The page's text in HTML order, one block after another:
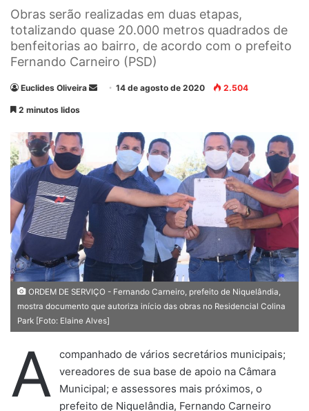
Obras serão realizadas em duas etapas,
totalizando quase 20.000 metros quadrados de
benfeitorias ao bairro, de acordo com o prefeito
Fernando Carneiro (PSD)
Euclides Oliveira
u
14 de agosto de 2020 2.504
2 minutos lidos
ORDEM DE SERVIÇO - Fernando Carneiro, prefeito de Niquelândia,
mostra documento que autoriza início das obras no Residencial Colina
Park [Foto: Elaine Alves]
A
companhado de vários secretários municipais;
vereadores de sua base de apoio na Câmara
Municipal; e assessores mais próximos, o
prefeito de Niquelândia, Fernando Carneiro